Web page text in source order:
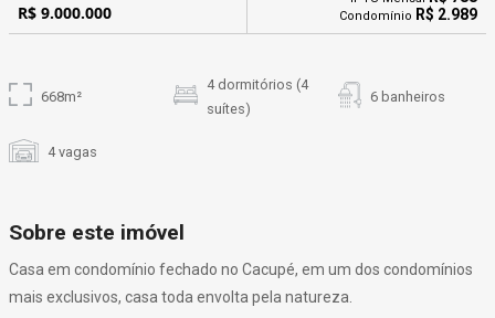
R$ 9.000.000 Condomínio R$ 2.989
668m²
4 dormitórios (4
suítes)
6 banheiros
4 vagas
Sobre este imóvel
Casa em condomínio fechado no Cacupé, em um dos condomínios
mais exclusivos, casa toda envolta pela natureza.